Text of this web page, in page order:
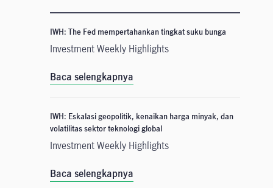
IWH: The Fed mempertahankan tingkat suku bunga
Investment Weekly Highlights
Baca selengkapnya
IWH: Eskalasi geopolitik, kenaikan harga minyak, dan
volatilitas sektor teknologi global
Investment Weekly Highlights
Baca selengkapnya